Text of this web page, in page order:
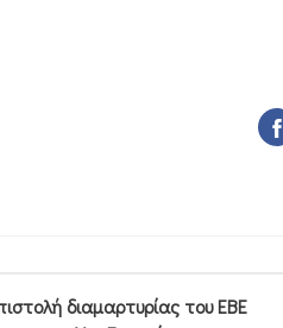
διαμαρτυρίας του ΕΒΕ